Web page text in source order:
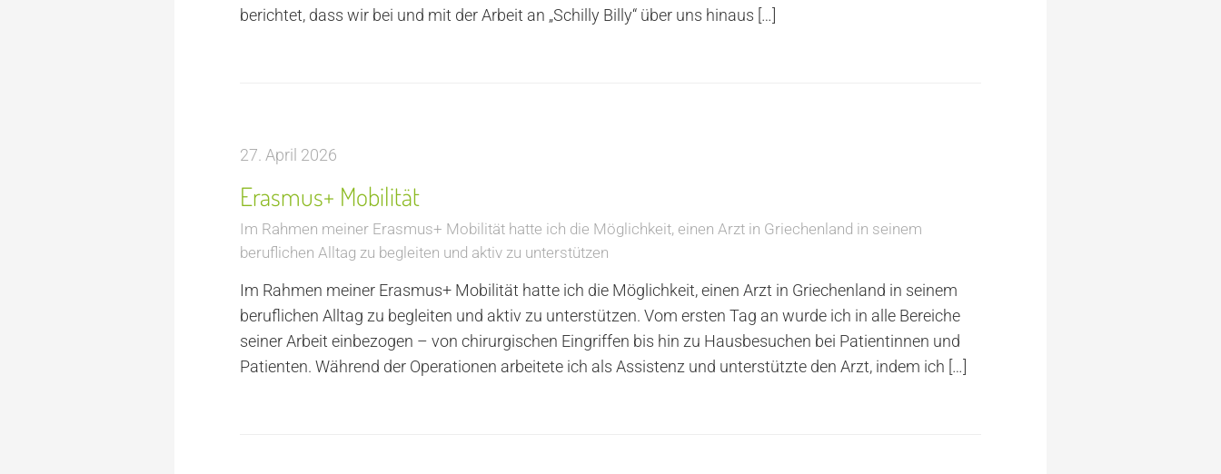
berichtet, dass wir bei und mit der Arbeit an „Schilly Billy“ über uns hinaus […]
27. April 2026
Erasmus+ Mobilität
Im Rahmen meiner Erasmus+ Mobilität hatte ich die Möglichkeit, einen Arzt in Griechenland in seinem
beruflichen Alltag zu begleiten und aktiv zu unterstützen
Im Rahmen meiner Erasmus+ Mobilität hatte ich die Möglichkeit, einen Arzt in Griechenland in seinem
beruflichen Alltag zu begleiten und aktiv zu unterstützen. Vom ersten Tag an wurde ich in alle Bereiche
seiner Arbeit einbezogen – von chirurgischen Eingriffen bis hin zu Hausbesuchen bei Patientinnen und
Patienten. Während der Operationen arbeitete ich als Assistenz und unterstützte den Arzt, indem ich […]